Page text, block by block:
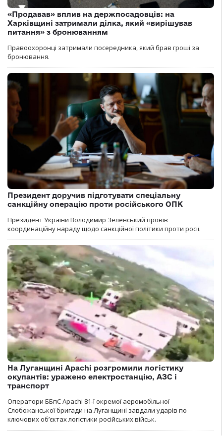
«Продавав» вплив на держпосадовців: на
Харківщині затримали ділка, який «вирішував
питання» з бронюванням
Правоохоронці затримали посередника, який брав гроші за
бронювання.
Президент доручив підготувати спеціальну
санкційну операцію проти російського ОПК
Президент України Володимир Зеленський провів
координаційну нараду щодо санкційної політики проти росії.
На Луганщині Apachi розгромили логістику
окупантів: уражено електростанцію, АЗС і
транспорт
Оператори ББпС Apachi 81-ї окремої аеромобільної
Слобожанської бригади на Луганщині завдали ударів по
ключових об’єктах логістики російських військ.